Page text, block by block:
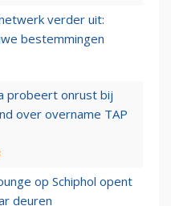
verder uit:
bestemmingen
probeert onrust bij
over overname TAP
op Schiphol opent
deuren